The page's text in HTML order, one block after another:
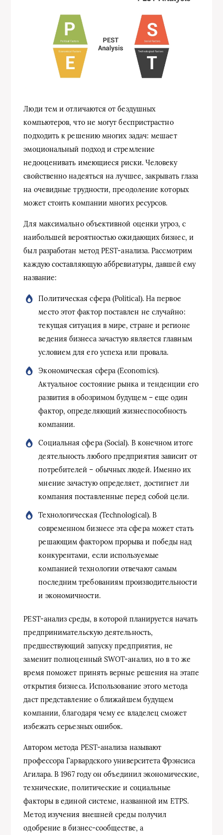
Люди тем и отличаются от бездушных
компьютеров, что не могут беспристрастно
подходить к решению многих задач: мешает
эмоциональный подход и стремление
недооценивать имеющиеся риски. Человеку
свойственно надеяться на лучшее, закрывать глаза
на очевидные трудности, преодоление которых
может стоить компании многих ресурсов.
Для максимально объективной оценки угроз, с
наибольшей вероятностью ожидающих бизнес, и
был разработан метод PEST-анализа. Рассмотрим
каждую составляющую аббревиатуры, давшей ему
название:
Политическая сфера (Political). На первое
место этот фактор поставлен не случайно:
текущая ситуация в мире, стране и регионе
ведения бизнеса зачастую является главным
условием для его успеха или провала.
Экономическая сфера (Economics).
Актуальное состояние рынка и тенденции его
развития в обозримом будущем – еще один
фактор, определяющий жизнеспособность
компании.
Социальная сфера (Social). В конечном итоге
деятельность любого предприятия зависит от
потребителей – обычных людей. Именно их
мнение зачастую определяет, достигнет ли
компания поставленные перед собой цели.
Технологическая (Technological). В
современном бизнесе эта сфера может стать
решающим фактором прорыва и победы над
конкурентами, если используемые
компанией технологии отвечают самым
последним требованиям производительности
и экономичности.
PEST-анализ среды, в которой планируется начать
предпринимательскую деятельность,
предшествующий запуску предприятия, не
заменит полноценный SWOT-анализ, но в то же
время поможет принять верные решения на этапе
открытия бизнеса. Использование этого метода
даст представление о ближайшем будущем
компании, благодаря чему ее владелец сможет
избежать серьезных ошибок.
Автором метода PEST-анализа называют
профессора Гарвардского университета Фрэнсиса
Агилара. В 1967 году он объединил экономические,
технические, политические и социальные
факторы в единой системе, названной им ETPS.
Метод изучения внешней среды получил
одобрение в бизнес-сообществе, а